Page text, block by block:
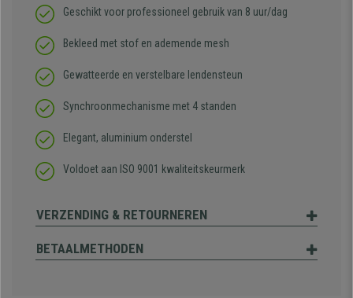
Geschikt voor professioneel gebruik van 8 uur/dag
Bekleed met stof en ademende mesh
Gewatteerde en verstelbare lendensteun
Synchroonmechanisme met 4 standen
Elegant, aluminium onderstel
Voldoet aan ISO 9001 kwaliteitskeurmerk
VERZENDING & RETOURNEREN
BETAALMETHODEN